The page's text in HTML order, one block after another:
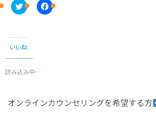
C
l
t
o
s
h
r
e
w
F
a
ク
いいね:
読み込み中…
オンラインカウンセリングを希望する方